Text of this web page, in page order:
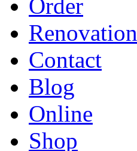
Order
Renovation
Contact
Blog
Online
Shop